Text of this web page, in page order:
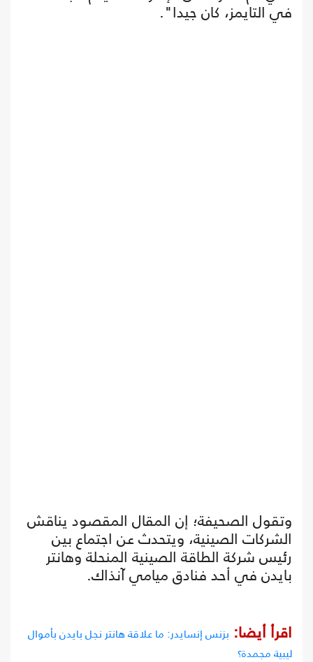
في التايمز، كان جيدا".
وتقول الصحيفة؛ إن المقال المقصود يناقش
الشركات الصينية، ويتحدث عن اجتماع بين
رئيس شركة الطاقة الصينية المنحلة وهانتر
بايدن في أحد فنادق ميامي آنذاك.
اقرأ أيضا: بزنس إنسايدر: ما علاقة هانتر نجل بايدن بأموال
ليبية مجمدة؟